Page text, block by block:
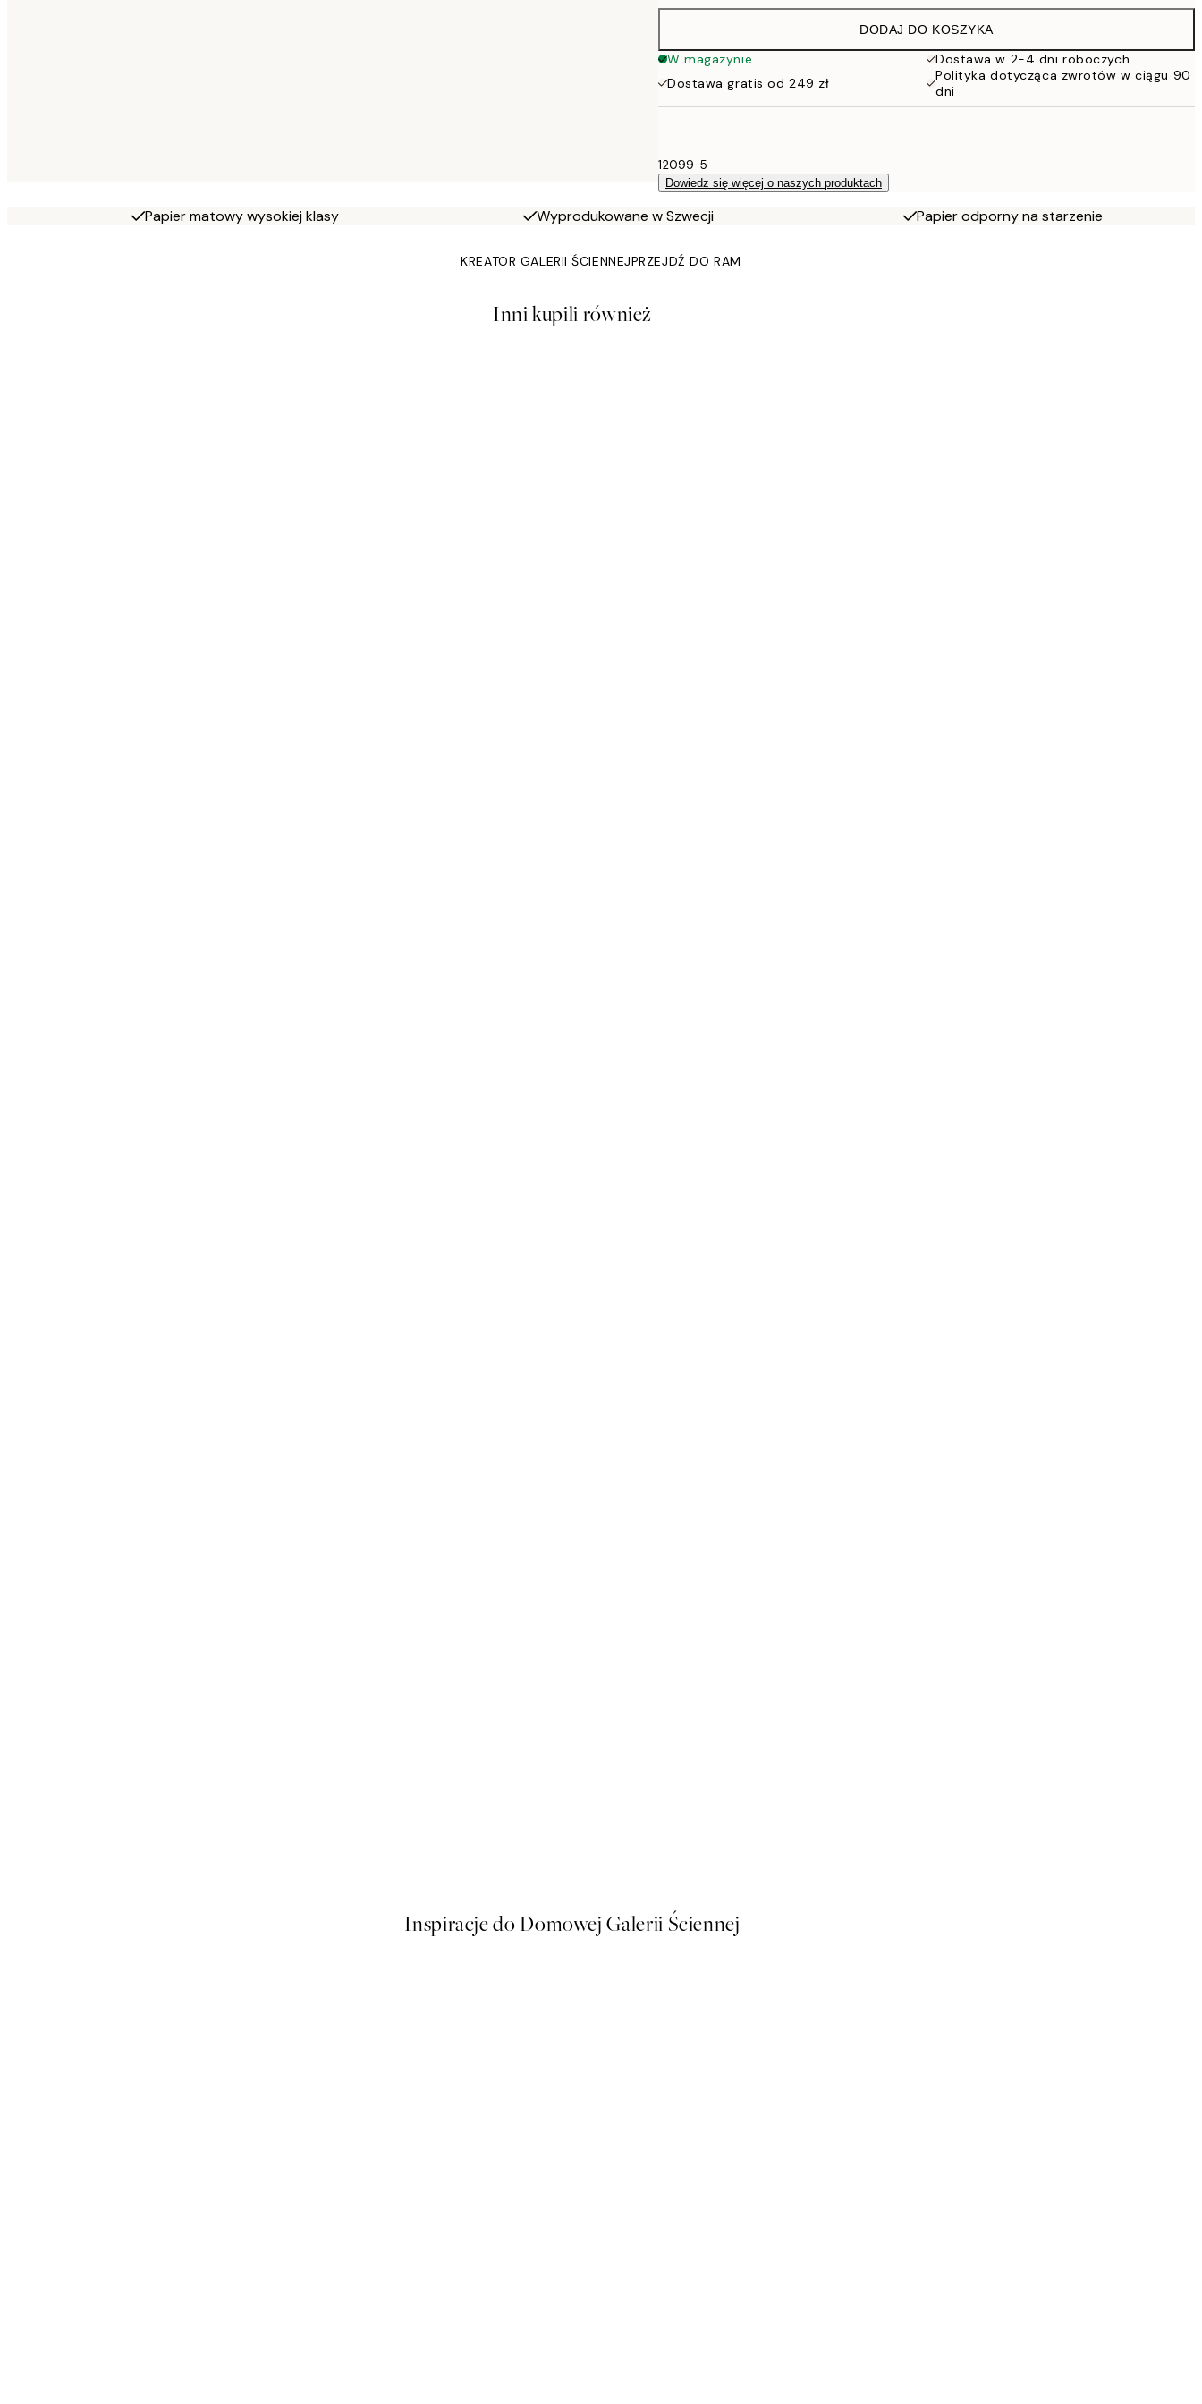
DODAJ DO KOSZYKA
W magazynie
Dostawa w 2-4 dni roboczych
Dostawa gratis od 249 zł
Polityka dotycząca zwrotów w ciągu 90
dni
12099-5
Dowiedz się więcej o naszych produktach
Papier matowy wysokiej klasy Wyprodukowane w Szwecji Papier odporny na starzenie
KREATOR GALERII ŚCIENNEJPRZEJDŹ DO RAM
Inni kupili również
Inspiracje do Domowej Galerii Ściennej